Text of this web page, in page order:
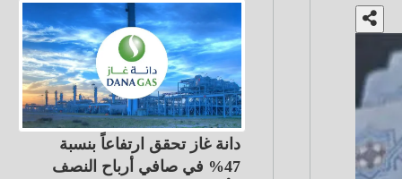
دانة غاز تحقق ارتفاعاً بنسبة
47% في صافي أرباح النصف